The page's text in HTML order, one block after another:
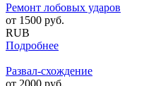
Ремонт лобовых ударов
от 1500 руб.
RUB
Подробнее
Развал-схождение
от 2000 руб.